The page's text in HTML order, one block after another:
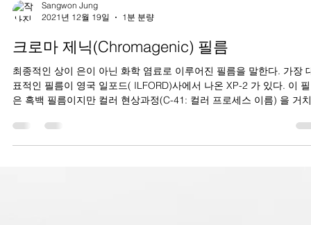
2021년 12월 19일
1분 분량
크로마 제닉(Chromagenic) 필름
최종적인 상이 은이 아닌 화학 염료로 이루어진 필름을 말한다. 가장
은 흑백 필름이지만 컬러 현상과정(C-41: 컬러 프로세스 이름) 을 거
필름이다....